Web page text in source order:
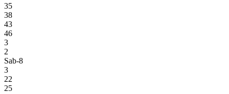
35
38
43
46
3
2
Sab-8
3
22
25